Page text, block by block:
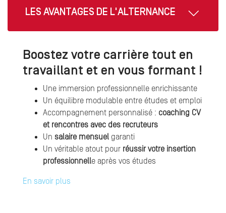
LES AVANTAGES DE L'ALTERNANCE
Boostez votre carrière tout en
travaillant et en vous formant !
Une immersion professionnelle enrichissante
Un équilibre modulable entre études et emploi
Accompagnement personnalisé : coaching CV
et rencontres avec des recruteurs
Un salaire mensuel garanti
Un véritable atout pour réussir votre insertion
professionnelle après vos études
En savoir plus